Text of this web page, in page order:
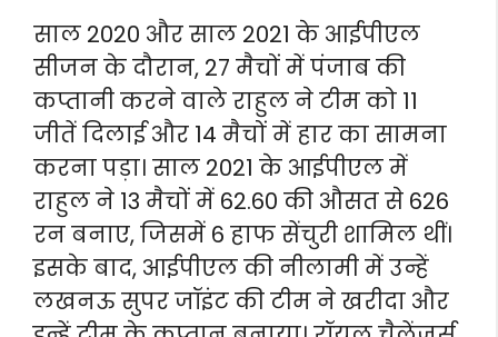
साल 2020 और साल 2021 के आईपीएल
सीजन के दौरान, 27 मैचों में पंजाब की
कप्तानी करने वाले राहुल ने टीम को 11
जीतें दिलाई और 14 मैचों में हार का सामना
करना पड़ा। साल 2021 के आईपीएल में
राहुल ने 13 मैचों में 62.60 की औसत से 626
रन बनाए, जिसमें 6 हाफ सेंचुरी शामिल थीं।
इसके बाद, आईपीएल की नीलामी में उन्हें
लखनऊ सुपर जॉइंट की टीम ने खरीदा और